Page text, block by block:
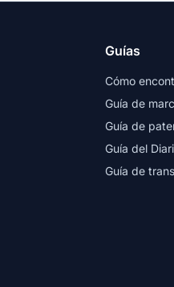
Guías
Cómo
Guía de
Guía de
Guía del
Guía de